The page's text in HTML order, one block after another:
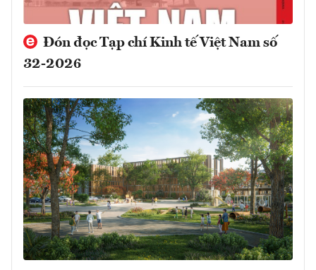
Đón đọc Tạp chí Kinh tế Việt Nam số
32-2026